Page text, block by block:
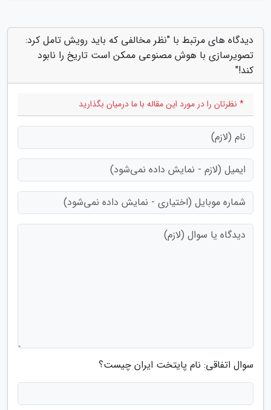
دیدگاه های مرتبط با "نظر مخالفی که باید رویش تامل کرد:
تصویرسازی با هوش مصنوعی ممکن است تاریخ را نابود
کند!"
* نظرتان را در مورد این مقاله با ما درمیان بگذارید
سوال اتفاقی: نام پایتخت ایران چیست؟